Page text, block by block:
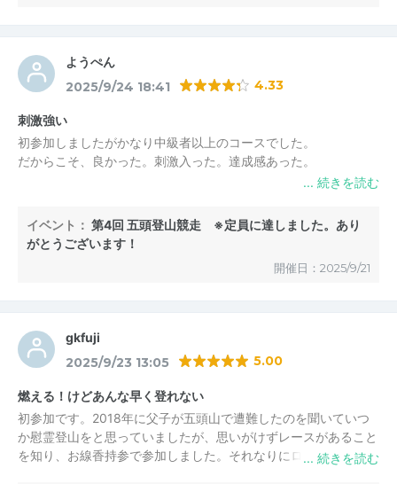
ようぺん
2025/9/24 18:41 4.33
刺激強い
初参加しましたがかなり中級者以上のコースでした。
だからこそ、良かった。刺激入った。達成感あった。
イベント： 第4回 五頭登山競走 ※定員に達しました。あり
がとうございます！
開催日：2025/9/21
gkfuji
2025/9/23 13:05 5.00
燃える！けどあんな早く登れない
初参加です。2018年に父子が五頭山で遭難したのを聞いていつ
か慰霊登山をと思っていましたが、思いがけずレースがあること
を知り、お線香持参で参加しました。それなりにロードで鍛えて